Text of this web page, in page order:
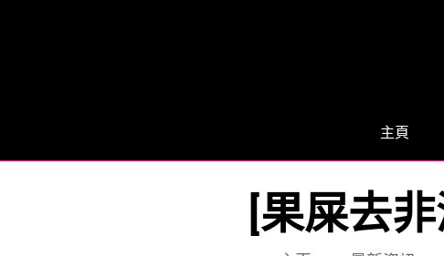
主頁
[果屎去